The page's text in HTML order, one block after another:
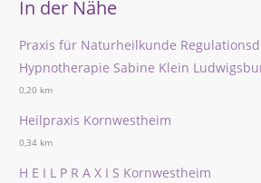
In der Nähe
Praxis für Naturheilkunde
Hypnotherapie Sabine Klein
0,20 km
Heilpraxis Kornwestheim
0,34 km
H E I L P R A X I S Kornwestheim